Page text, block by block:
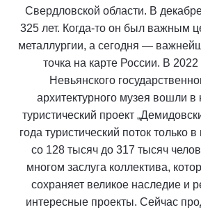
Свердловской области. В
325 лет. Когда-то он был важным
металлургии, а сегодня —
точка на карте России. В 2022
Невьянского
архитектурного музея вошли
туристический проект
года туристический поток только
со 128 тысяч до 317 тысяч
многом заслуга коллектива,
сохраняет великое наследие и
интересные проекты. Сейчас